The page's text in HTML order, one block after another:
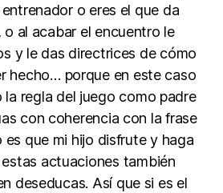
o eres el que da
al acabar el encuentro le
y le das directrices de cómo
hecho… porque en este caso
regla del juego como padre
con coherencia con la frase
es que mi hijo disfrute y haga
estas actuaciones también
deseducas. Así que si es el